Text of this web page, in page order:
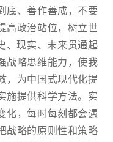
底、善作善成，不要
高政治站位，树立世
、现实、未来贯通起
战略思维能力，使我
，为中国式现代化提
施提供科学方法。实
化，每时每刻都会遇
战略的原则性和策略